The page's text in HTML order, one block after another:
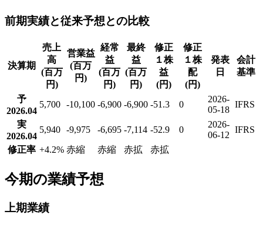
前期実績と従来予想との比較
決算期
売上
高
(百万
円)
営業益
(百万
円)
経常
益
(百万
円)
最終
益
(百万
円)
修正
１株
益
(円)
修正
１株
配
(円)
発表
日
会計
基準
予
2026.04
5,700 -10,100 -6,900 -6,900 -51.3 0
2026-
05-18
IFRS
実
2026.04
5,940 -9,975 -6,695 -7,114 -52.9 0
2026-
06-12
IFRS
修正率 +4.2% 赤縮 赤縮 赤拡 赤拡
今期の業績予想
上期業績